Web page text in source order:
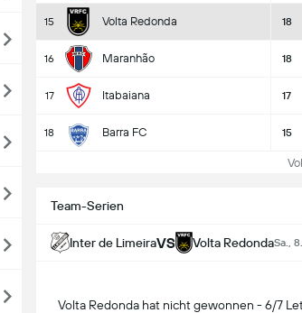
15 Volta Redonda 18
16 Maranhão 18
17 Itabaiana 17
18 Barra FC 15
Team-Serien
Inter de LimeiraVS Volta RedondaSa.,
Volta Redonda hat nicht gewonnen - 6/7